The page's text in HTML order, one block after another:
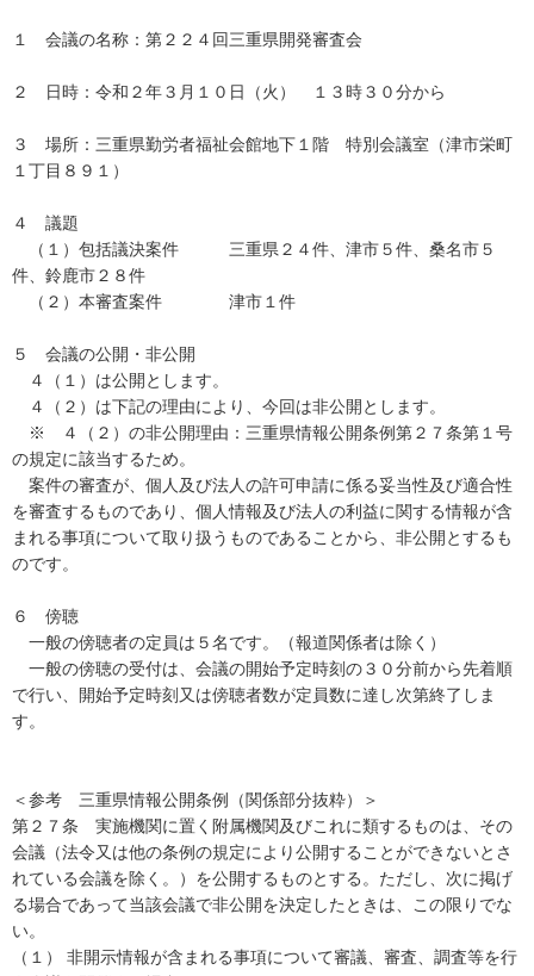
１ 会議の名称：第２２４回三重県開発審査会
２ 日時：令和２年３月１０日（火） １３時３０分から
３ 場所：三重県勤労者福祉会館地下１階 特別会議室（津市栄町
１丁目８９１）
４ 議題
（１）包括議決案件 三重県２４件、津市５件、桑名市５
件、鈴鹿市２８件
（２）本審査案件 津市１件
５ 会議の公開・非公開
４（１）は公開とします。
４（２）は下記の理由により、今回は非公開とします。
※ ４（２）の非公開理由：三重県情報公開条例第２７条第１号
の規定に該当するため。
案件の審査が、個人及び法人の許可申請に係る妥当性及び適合性
を審査するものであり、個人情報及び法人の利益に関する情報が含
まれる事項について取り扱うものであることから、非公開とするも
のです。
６ 傍聴
一般の傍聴者の定員は５名です。（報道関係者は除く）
一般の傍聴の受付は、会議の開始予定時刻の３０分前から先着順
で行い、開始予定時刻又は傍聴者数が定員数に達し次第終了しま
す。
＜参考 三重県情報公開条例（関係部分抜粋）＞
第２７条 実施機関に置く附属機関及びこれに類するものは、その
会議（法令又は他の条例の規定により公開することができないとさ
れている会議を除く。）を公開するものとする。ただし、次に掲げ
る場合であって当該会議で非公開を決定したときは、この限りでな
い。
（１） 非開示情報が含まれる事項について審議、審査、調査等を行